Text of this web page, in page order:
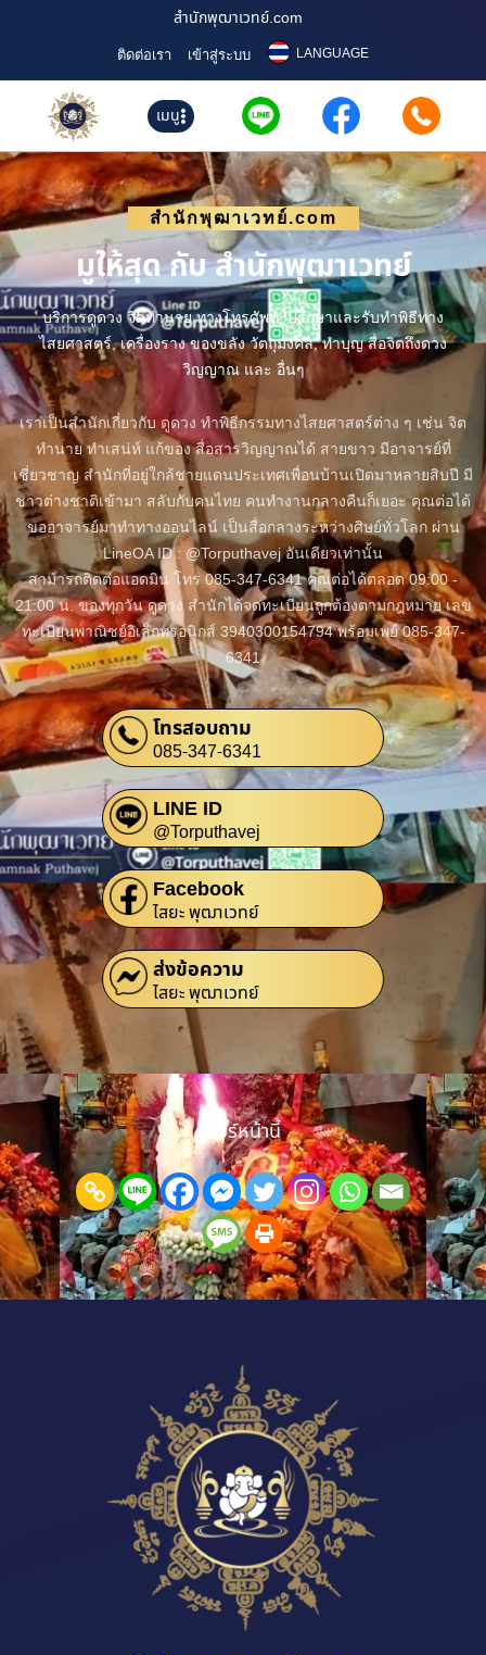
สำนักพุฒาเวทย์.com
ติดต่อเรา เข้าสู่ระบบ LANGUAGE
เมนู
สำนักพุฒาเวทย์.com
มูให้สุด กับ สำนักพุฒาเวทย์
บริการดูดวง จิตทำนาย ทางโทรศัพท์, ปรึกษาและรับทำพิธีทาง
ไสยศาสตร์, เครื่องราง ของขลัง วัตถุมงคล, ทำบุญ สื่อจิตถึงดวง
วิญญาณ และ อื่นๆ
เราเป็นสำนักเกี่ยวกับ ดูดวง ทำพิธีกรรมทางไสยศาสตร์ต่าง ๆ เช่น จิต
ทำนาย ทำเสน่ห์ แก้ของ สื่อสารวิญญาณได้ สายขาว มีอาจารย์ที่
เชี่ยวชาญ สำนักที่อยู่ใกล้ชายแดนประเทศเพื่อนบ้านเปิดมาหลายสิบปี มี
ชาวต่างชาติเข้ามา สลับกับคนไทย คนทำงานกลางคืนก็เยอะ คุณต่อได้
ขออาจารย์มาทำทางออนไลน์ เป็นสื่อกลางระหว่างศิษย์ทั่วโลก ผ่าน
LineOA ID : @Torputhavej อันเดียวเท่านั้น
สามารถติดต่อแอดมิน โทร 085-347-6341 คุณต่อได้ตลอด 09:00 -
21:00 น. ของทุกวัน ดูดวง สำนักได้จดทะเบียนถูกต้องตามกฎหมาย เลข
ทะเบียนพาณิชย์อิเล็กทรอนิกส์ 3940300154794 พร้อมเพย์ 085-347-
6341
โทรสอบถาม
085-347-6341
LINE ID
@Torputhavej
Facebook
ไสยะ พุฒาเวทย์
ส่งข้อความ
ไสยะ พุฒาเวทย์
แชร์หน้านี้